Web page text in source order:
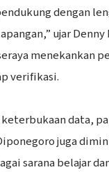
dengan
ujar
menekankan
verifikasi.
data,
juga
sarana belajar